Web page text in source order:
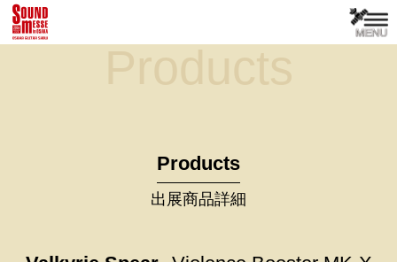
Products
Products
出展商品詳細